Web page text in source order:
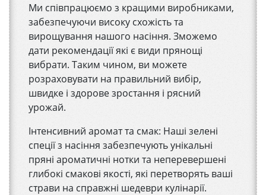
Ми співпрацюємо з кращими виробниками,
забезпечуючи високу схожість та
вирощування нашого насіння. Зможемо
дати рекомендації які є види прянощі
вибрати. Таким чином, ви можете
розраховувати на правильний вибір,
швидке і здорове зростання і рясний
урожай.
Інтенсивний аромат та смак: Наші зелені
спеції з насіння забезпечують унікальні
пряні ароматичні нотки та неперевершені
глибокі смакові якості, які перетворять ваші
страви на справжні шедеври кулінарії.